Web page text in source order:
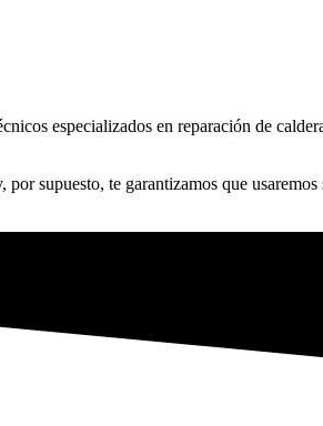
especializados en reparación de
por supuesto, te garantizamos que